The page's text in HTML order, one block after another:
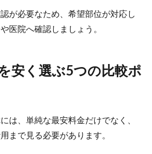
が必要なため、希望部位が対応し
医院へ確認しましょう。
安く選ぶ5つの比較ポ
は、単純な最安料金だけでなく、
まで見る必要があります。